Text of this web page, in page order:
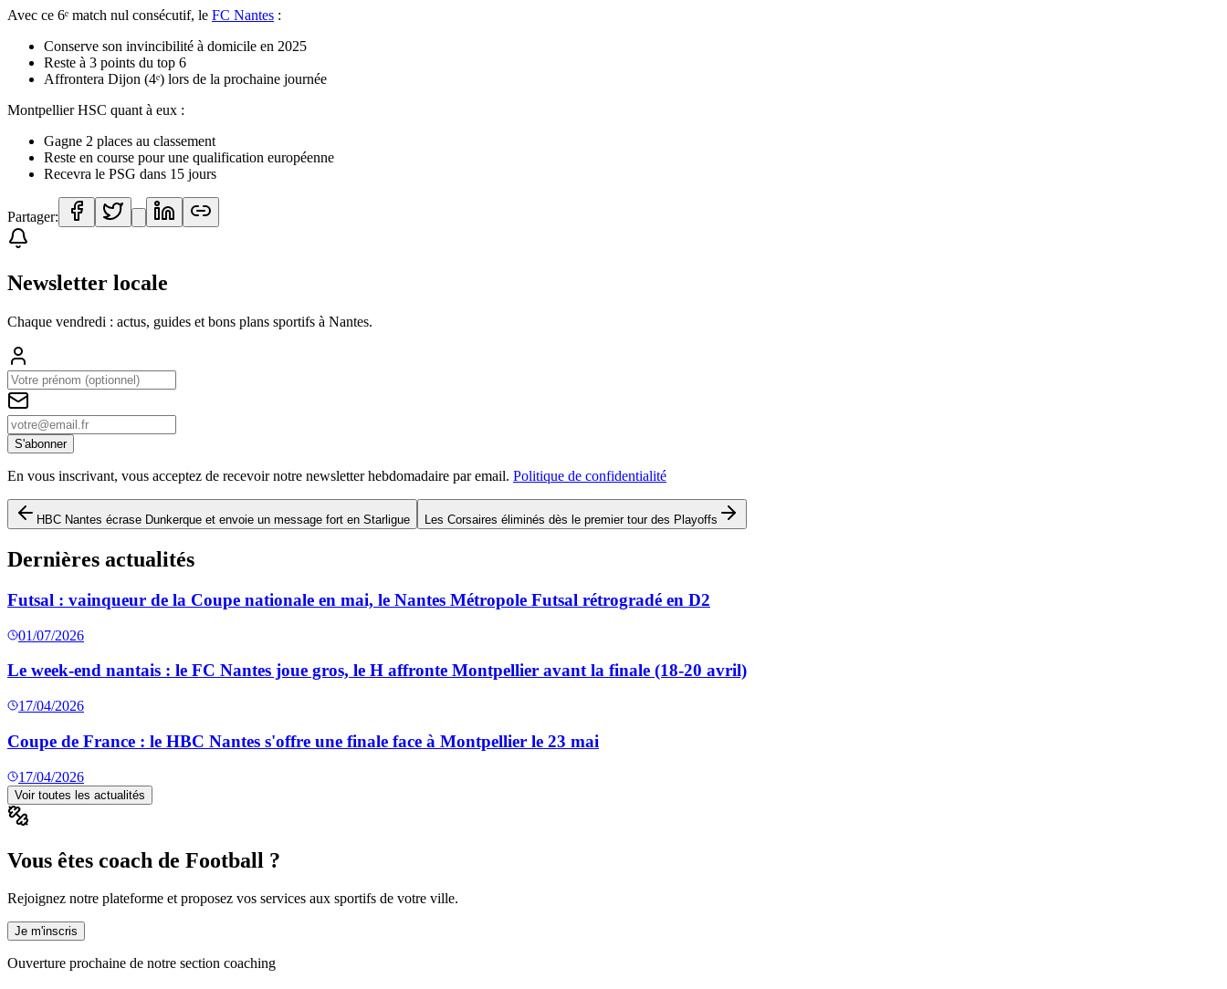
Avec ce 6ᵉ match nul consécutif, le FC Nantes :
Conserve son invincibilité à domicile en 2025
Reste à 3 points du top 6
Affrontera Dijon (4ᵉ) lors de la prochaine journée
Montpellier HSC quant à eux :
Gagne 2 places au classement
Reste en course pour une qualification européenne
Recevra le PSG dans 15 jours
Partager:
Newsletter locale
Chaque vendredi : actus, guides et bons plans sportifs à Nantes.
S'abonner
En vous inscrivant, vous acceptez de recevoir notre newsletter hebdomadaire par email. Politique de confidentialité
HBC Nantes écrase Dunkerque et envoie un message fort en Starligue Les Corsaires éliminés dès le premier tour des Playoffs
Dernières actualités
Futsal : vainqueur de la Coupe nationale en mai, le Nantes Métropole Futsal rétrogradé en D2
01/07/2026
Le week-end nantais : le FC Nantes joue gros, le H affronte Montpellier avant la finale (18-20 avril)
17/04/2026
Coupe de France : le HBC Nantes s'offre une finale face à Montpellier le 23 mai
17/04/2026
Voir toutes les actualités
Vous êtes coach de Football ?
Rejoignez notre plateforme et proposez vos services aux sportifs de votre ville.
Je m'inscris
Ouverture prochaine de notre section coaching